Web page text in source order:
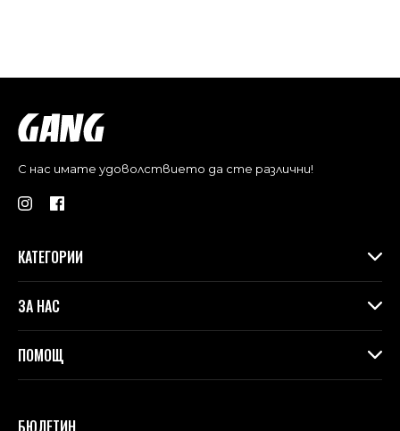
С нас имате удоволствието да сте различни!
КАТЕГОРИИ
Макси колекция
ЗА НАС
Контакти
ПОМОЩ
БЮЛЕТИН